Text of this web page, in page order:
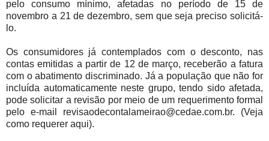
pelo consumo mínimo, afetadas no período de 15 de
novembro a 21 de dezembro, sem que seja preciso solicitá-
lo.
Os consumidores já contemplados com o desconto, nas
contas emitidas a partir de 12 de março, receberão a fatura
com o abatimento discriminado. Já a população que não for
incluída automaticamente neste grupo, tendo sido afetada,
pode solicitar a revisão por meio de um requerimento formal
pelo e-mail revisaodecontalameirao@cedae.com.br. (Veja
como requerer aqui).